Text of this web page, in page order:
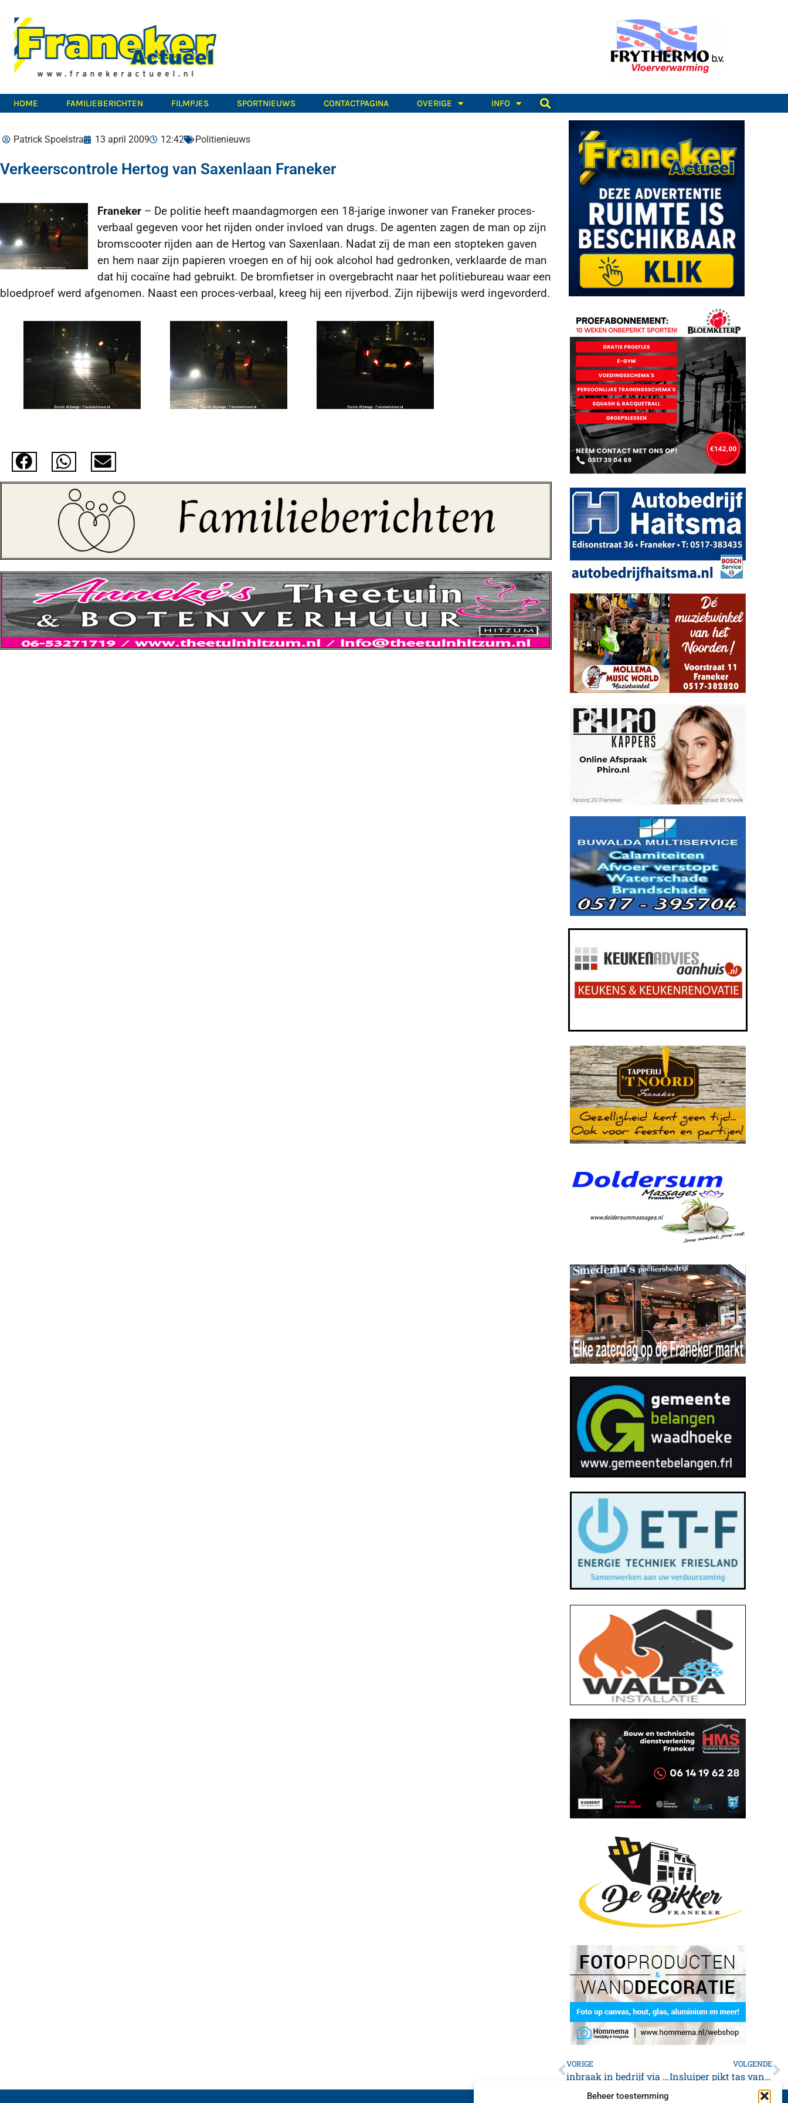
Beheer toestemming
HOME FAMILIEBERICHTEN FILMPJES SPORTNIEUWS CONTACTPAGINA OVERIGE INFO
Patrick Spoelstra 13 april 2009 12:42 Politienieuws
Verkeerscontrole Hertog van Saxenlaan Franeker
Franeker – De politie heeft maandagmorgen een 18-jarige inwoner van Franeker proces-
verbaal gegeven voor het rijden onder invloed van drugs. De agenten zagen de man op zijn
bromscooter rijden aan de Hertog van Saxenlaan. Nadat zij de man een stopteken gaven
en hem naar zijn papieren vroegen en of hij ook alcohol had gedronken, verklaarde de man
dat hij cocaïne had gebruikt. De bromfietser in overgebracht naar het politiebureau waar een
bloedproef werd afgenomen. Naast een proces-verbaal, kreeg hij een rijverbod. Zijn rijbewijs werd ingevorderd.
VORIGE
inbraak in bedrijf via het dak
VOLGENDE
Insluiper pikt tas van Franeker